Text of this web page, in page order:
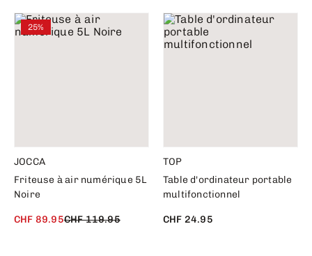
25%
JOCCA
Friteuse à air numérique 5L
Noire
CHF 89.95CHF 119.95
TOP
Table d'ordinateur portable
multifonctionnel
CHF 24.95